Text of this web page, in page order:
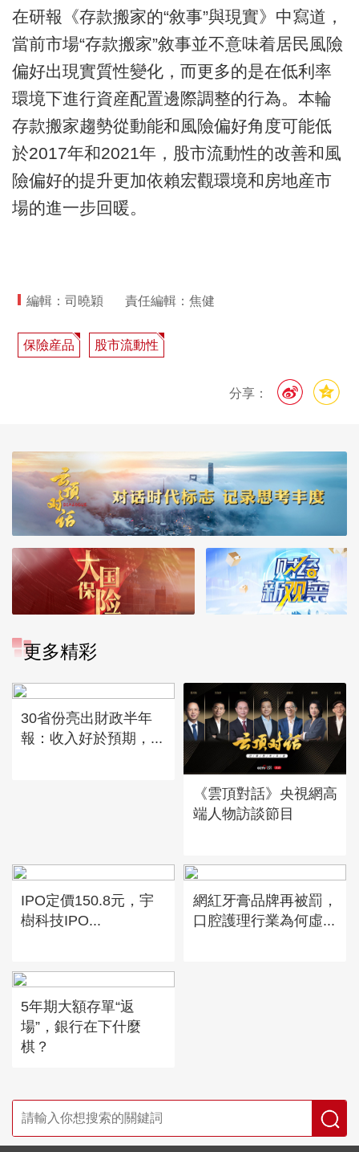
在研報《存款搬家的“敘事”與現實》中寫道，
當前市場“存款搬家”敘事並不意味着居民風險
偏好出現實質性變化，而更多的是在低利率
環境下進行資産配置邊際調整的行為。本輪
存款搬家趨勢從動能和風險偏好角度可能低
於2017年和2021年，股市流動性的改善和風
險偏好的提升更加依賴宏觀環境和房地産市
場的進一步回暖。
編輯：司曉穎 責任編輯：焦健
保險産品 股市流動性
分享：
更多精彩
30省份亮出財政半年
報：收入好於預期，...
《雲頂對話》央視網高
端人物訪談節目
IPO定價150.8元，宇
樹科技IPO...
網紅牙膏品牌再被罰，
口腔護理行業為何虛...
5年期大額存單“返
場”，銀行在下什麼
棋？